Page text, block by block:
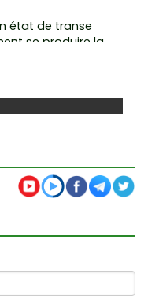
état de transe
se produire la
par le
MK à